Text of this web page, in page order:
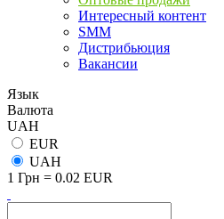
Интересный контент
SMM
Дистрибьюция
Вакансии
Язык
Валюта
UAH
EUR
UAH
1 Грн = 0.02 EUR